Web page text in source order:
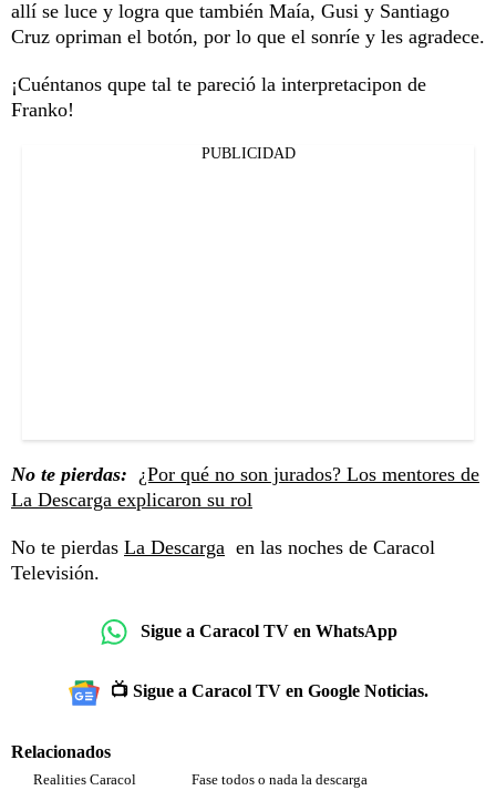
allí se luce y logra que también Maía, Gusi y Santiago
Cruz opriman el botón, por lo que el sonríe y les agradece.
¡Cuéntanos qupe tal te pareció la interpretacipon de
Franko!
PUBLICIDAD
No te pierdas: ¿Por qué no son jurados? Los mentores de
La Descarga explicaron su rol
No te pierdas La Descarga en las noches de Caracol
Televisión.
Sigue a Caracol TV en WhatsApp
📺 Sigue a Caracol TV en Google Noticias.
Relacionados
Realities Caracol
Fase todos o nada la descarga